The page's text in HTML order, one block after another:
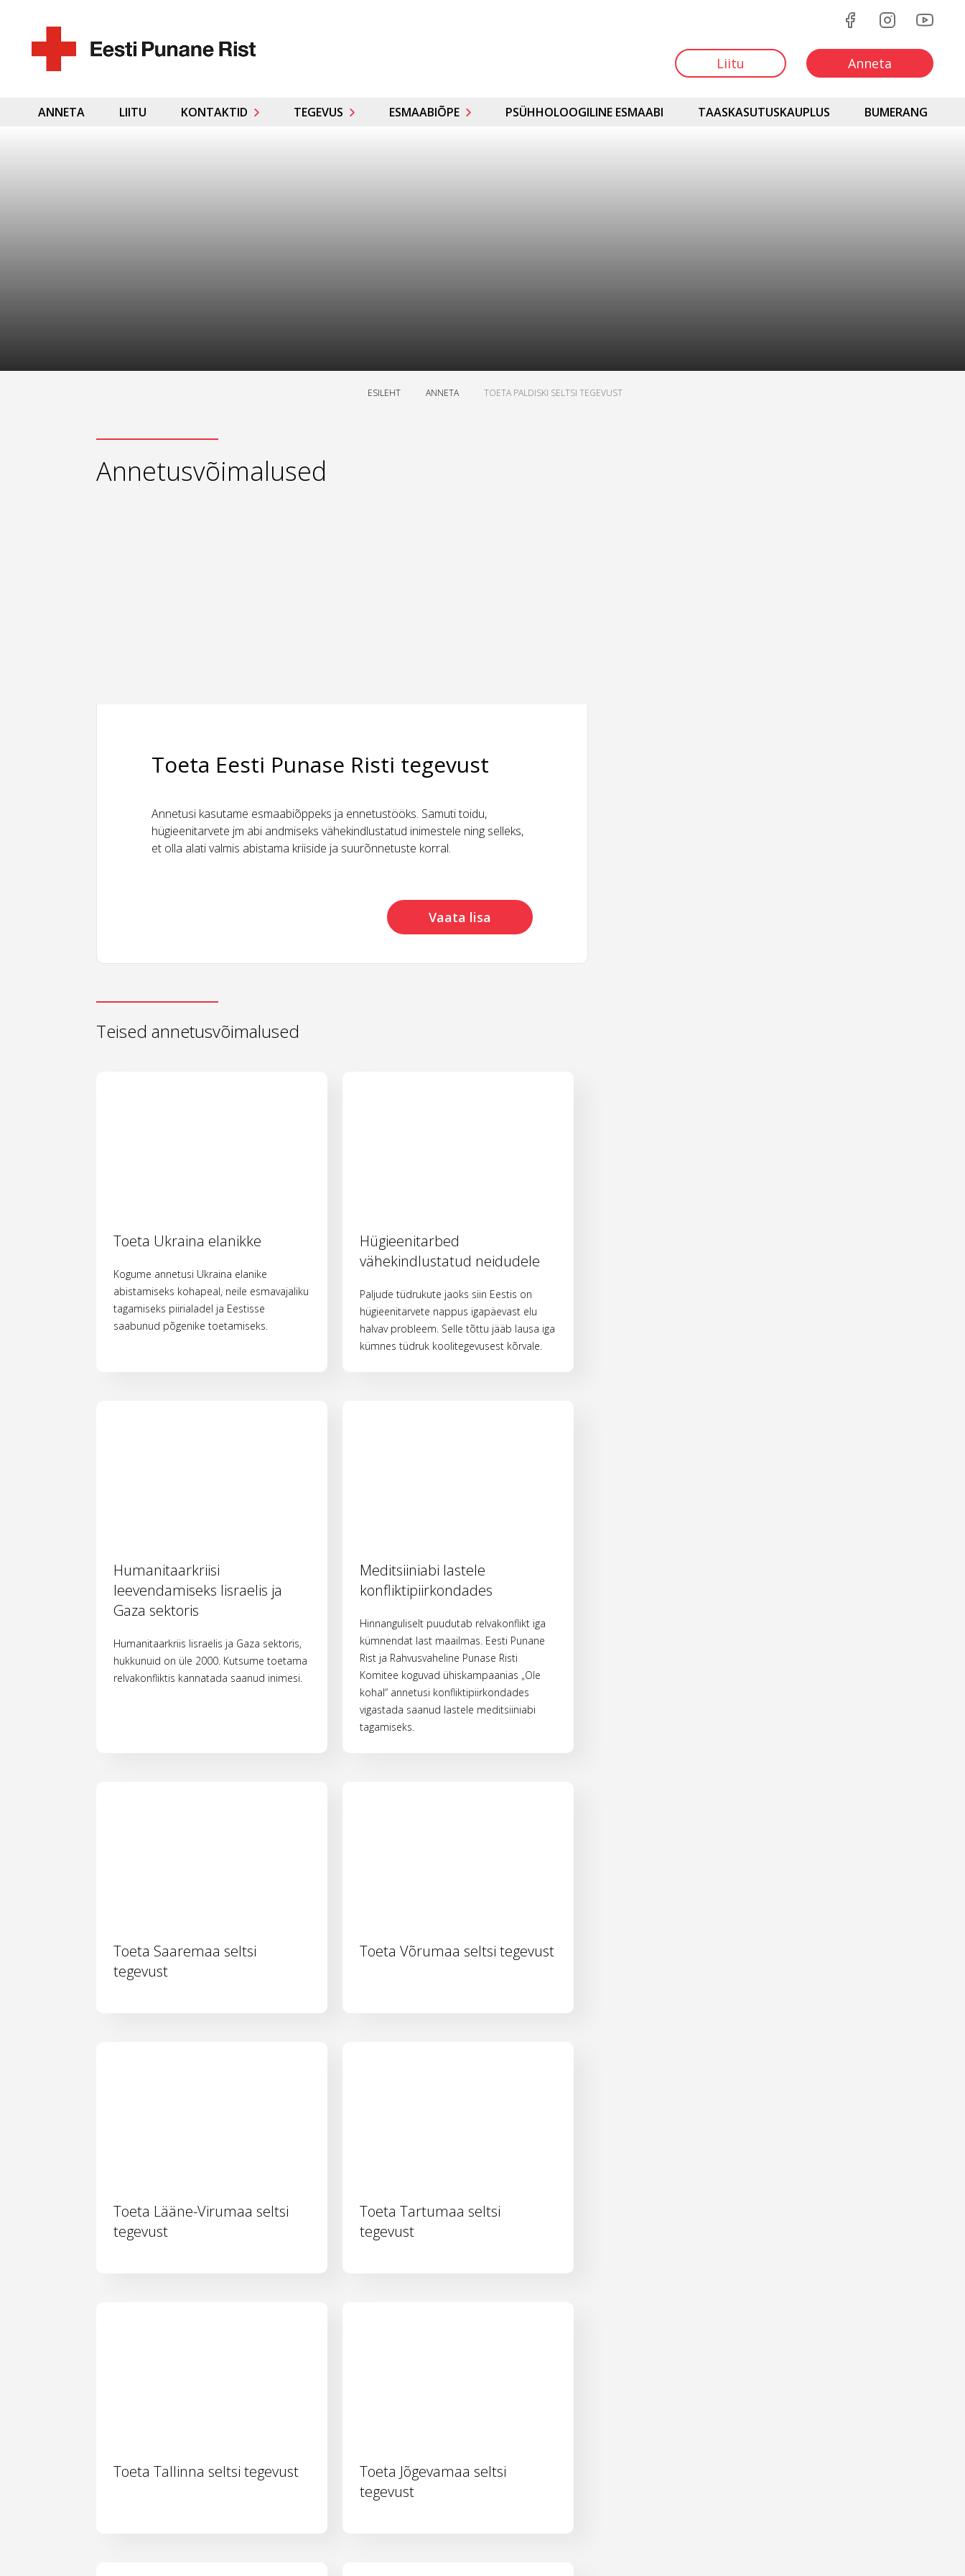
Liitu Anneta
ANNETA LIITU KONTAKTID TEGEVUS ESMAABIÕPE PSÜHHOLOOGILINE ESMAABI TAASKASUTUSKAUPLUS BUMERANG
ESILEHT ANNETA TOETA PALDISKI SELTSI TEGEVUST
Annetusvõimalused
Toeta Eesti Punase Risti tegevust
Annetusi kasutame esmaabiõppeks ja ennetustööks. Samuti toidu,
hügieenitarvete jm abi andmiseks vähekindlustatud inimestele ning selleks,
et olla alati valmis abistama kriiside ja suurõnnetuste korral.
Vaata lisa
Teised annetusvõimalused
Toeta Ukraina elanikke
Kogume annetusi Ukraina elanike
abistamiseks kohapeal, neile esmavajaliku
tagamiseks piirialadel ja Eestisse
saabunud põgenike toetamiseks.
Hügieenitarbed
vähekindlustatud neidudele
Paljude tüdrukute jaoks siin Eestis on
hügieenitarvete nappus igapäevast elu
halvav probleem. Selle tõttu jääb lausa iga
kümnes tüdruk koolitegevusest kõrvale.
Humanitaarkriisi
leevendamiseks Iisraelis ja
Gaza sektoris
Humanitaarkriis Iisraelis ja Gaza sektoris,
hukkunuid on üle 2000. Kutsume toetama
relvakonfliktis kannatada saanud inimesi.
Meditsiiniabi lastele
konfliktipiirkondades
Hinnanguliselt puudutab relvakonflikt iga
kümnendat last maailmas. Eesti Punane
Rist ja Rahvusvaheline Punase Risti
Komitee koguvad ühiskampaanias „Ole
kohal“ annetusi konfliktipiirkondades
vigastada saanud lastele meditsiiniabi
tagamiseks.
Toeta Saaremaa seltsi
tegevust
Toeta Võrumaa seltsi tegevust
Toeta Lääne-Virumaa seltsi
tegevust
Toeta Tartumaa seltsi
tegevust
Toeta Tallinna seltsi tegevust
Toeta Jõgevamaa seltsi
tegevust